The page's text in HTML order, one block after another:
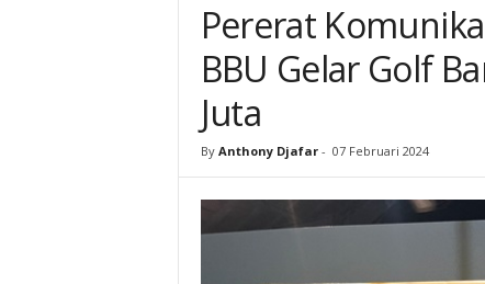
Pererat
BBU Gelar Golf
Juta
By Anthony Djafar - 07 Februari 2024